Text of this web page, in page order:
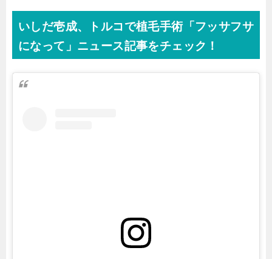
いしだ壱成、トルコで植毛手術「フッサフサ
になって」ニュース記事をチェック！